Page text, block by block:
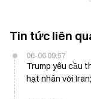
Tin tức liên
06-06 09:57
Trump yêu cầu
hạt nhân với